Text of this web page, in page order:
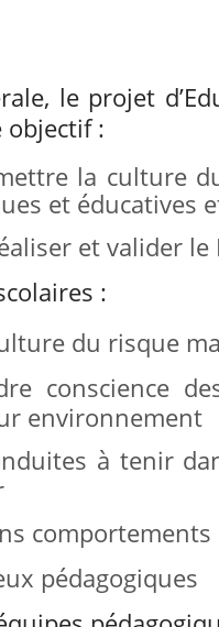
le projet
objectif :
la culture
et éducatives
et valider le
:
du risque
conscience
environnement
à tenir
comportements
pédagogiques